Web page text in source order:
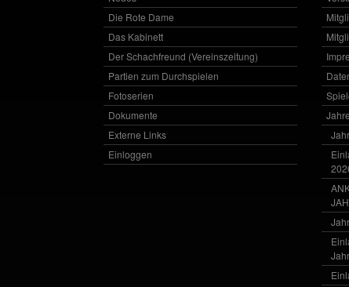
Die Rote Dame
Das Kabinett
Der Schachfreund (Vereinszeitung)
Partien zum Durchspielen
Fotoserien
Dokumente
Externe Links
Einloggen